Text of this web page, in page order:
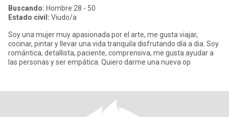
Buscando: Hombre 28 - 50
Estado civil: Viudo/a
Soy una mujer muy apasionada por el arte, me gusta viajar,
cocinar, pintar y llevar una vida tranquila disfrutando día a dia. Soy
romántica, detallista, paciente, comprensiva, me gusta ayudar a
las personas y ser empática. Quiero darme una nueva op